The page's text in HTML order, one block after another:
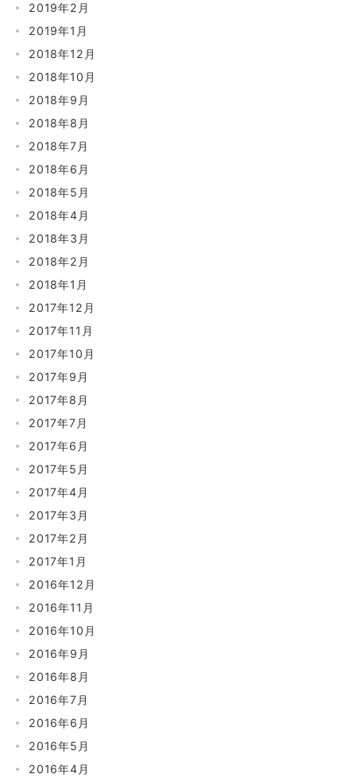
2019年2月
2019年1月
2018年12月
2018年10月
2018年9月
2018年8月
2018年7月
2018年6月
2018年5月
2018年4月
2018年3月
2018年2月
2018年1月
2017年12月
2017年11月
2017年10月
2017年9月
2017年8月
2017年7月
2017年6月
2017年5月
2017年4月
2017年3月
2017年2月
2017年1月
2016年12月
2016年11月
2016年10月
2016年9月
2016年8月
2016年7月
2016年6月
2016年5月
2016年4月